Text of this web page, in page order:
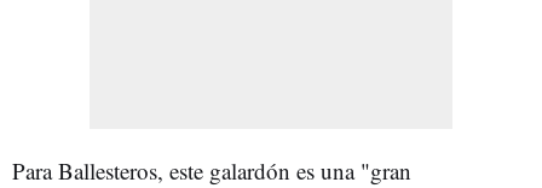
Para Ballesteros, este galardón es una "gran